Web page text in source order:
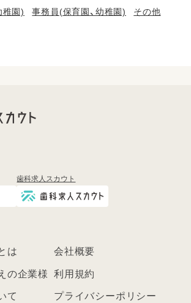
稚園)
事務員(保育園、幼稚園) その他
歯科求人スカウト
は 会社概要
の企業様 利用規約
て プライバシーポリシー